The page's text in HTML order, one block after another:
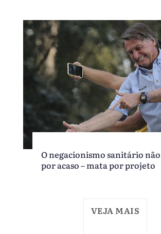
O negacionismo sanitário
por acaso – mata por projeto
VEJA MAIS